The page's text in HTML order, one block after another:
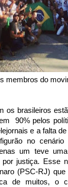
membros do
os brasileiros
90%pelos
e a falta
no cenário
um teve
justiça. Esse
(PSC-RJ)
de muitos, o